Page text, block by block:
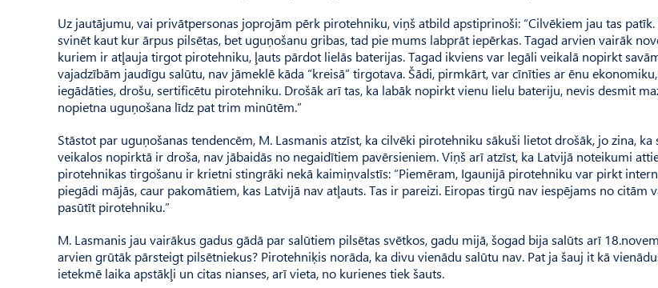
Uz jautājumu, vai privātpersonas joprojām pērk pirotehniku, viņš atbild apstiprinoši: “Cilvēkiem jau tas patīk.
svinēt kaut kur ārpus pilsētas, bet uguņošanu gribas, tad pie mums labprāt iepērkas. Tagad arvien vairāk
kuriem ir atļauja tirgot pirotehniku, ļauts pārdot lielās baterijas. Tagad ikviens var legāli veikalā nopirkt
vajadzībām jaudīgu salūtu, nav jāmeklē kāda “kreisā” tirgotava. Šādi, pirmkārt, var cīnīties ar ēnu
iegādāties, drošu, sertificētu pirotehniku. Drošāk arī tas, ka labāk nopirkt vienu lielu bateriju, nevis desmit
nopietna uguņošana līdz pat trim minūtēm.”
Stāstot par uguņošanas tendencēm, M. Lasmanis atzīst, ka cilvēki pirotehniku sākuši lietot drošāk, jo zina, ka
veikalos nopirktā ir droša, nav jābaidās no negaidītiem pavērsieniem. Viņš arī atzīst, ka Latvijā noteikumi
pirotehnikas tirgošanu ir krietni stingrāki nekā kaimiņvalstīs: “Piemēram, Igaunijā pirotehniku var pirkt
piegādi mājās, caur pakomātiem, kas Latvijā nav atļauts. Tas ir pareizi. Eiropas tirgū nav iespējams no citām
pasūtīt pirotehniku.”
M. Lasmanis jau vairākus gadus gādā par salūtiem pilsētas svētkos, gadu mijā, šogad bija salūts arī
arvien grūtāk pārsteigt pilsētniekus? Pirotehniķis norāda, ka divu vienādu salūtu nav. Pat ja šauj it kā
ietekmē laika apstākļi un citas nianses, arī vieta, no kurienes tiek šauts.